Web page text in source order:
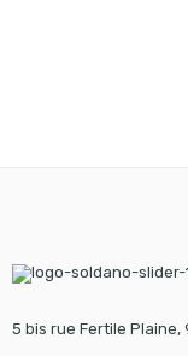
5 bis rue Fertile Plaine,